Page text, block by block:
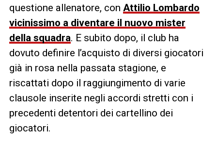
questione allenatore, con Attilio Lombardo
vicinissimo a diventare il nuovo mister
della squadra. E subito dopo, il club ha
dovuto definire l’acquisto di diversi giocatori
già in rosa nella passata stagione, e
riscattati dopo il raggiungimento di varie
clausole inserite negli accordi stretti con i
precedenti detentori dei cartellino dei
giocatori.